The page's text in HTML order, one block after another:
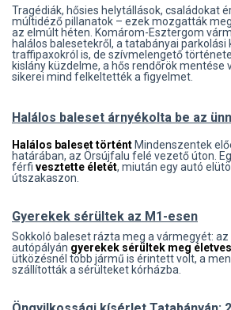
Tragédiák, hősies helytállások, családokat
múltidéző pillanatok – ezek mozgatták
az elmúlt héten. Komárom-Esztergom
halálos balesetekről, a tatabányai parkolási
traffipaxokról is, de szívmelengető
kislány küzdelme, a hős rendőrök mentése
sikerei mind felkeltették a figyelmet.
Halálos baleset árnyékolta be az
Halálos baleset történt Mindenszentek
határában, az Örsújfalu felé vezető úton.
férfi vesztette életét, miután egy autó
útszakaszon.
Gyerekek sérültek az M1-esen
Sokkoló baleset rázta meg a vármegyét: az
autópályán gyerekek sérültek meg
ütközésnél több jármű is érintett volt, a
szállították a sérülteket kórházba.